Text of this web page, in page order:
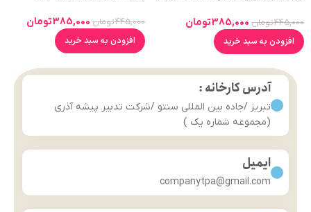
445,000تومان 385,000تومان
افزودن به سبد خرید
445,000تومان 385,000تومان
افزودن به سبد خرید
آدرس کارخانه :
تبریز /جاده بین المللی سنتو /شرکت تدبیر پیشه آذری
(مجموعه شماره یک )
ایمیل
companytpa@gmail.com